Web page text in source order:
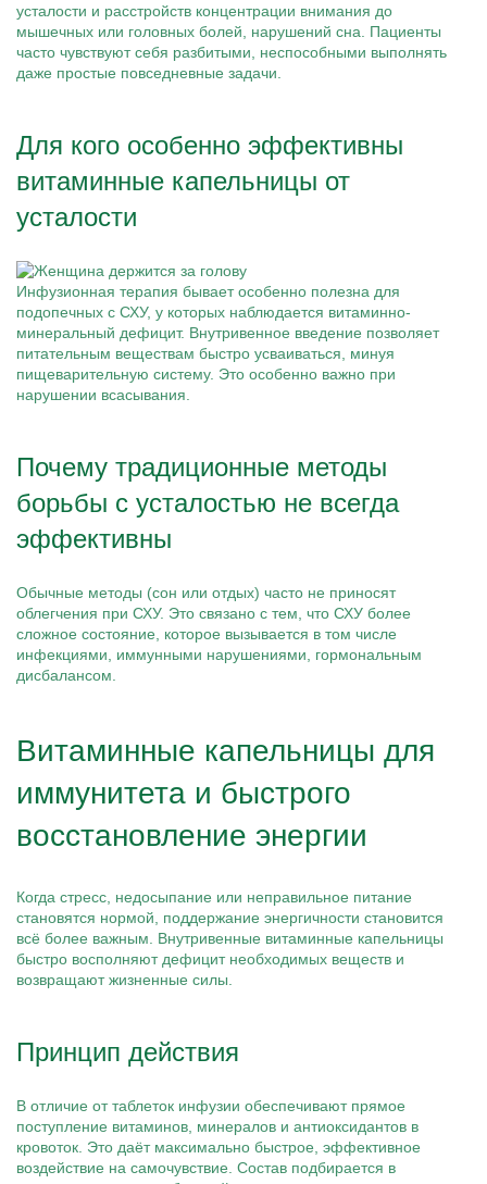
усталости и расстройств концентрации внимания до
мышечных или головных болей, нарушений сна. Пациенты
часто чувствуют себя разбитыми, неспособными выполнять
даже простые повседневные задачи.
Для кого особенно эффективны
витаминные капельницы от
усталости
Инфузионная терапия бывает особенно полезна для
подопечных с СХУ, у которых наблюдается витаминно-
минеральный дефицит. Внутривенное введение позволяет
питательным веществам быстро усваиваться, минуя
пищеварительную систему. Это особенно важно при
нарушении всасывания.
Почему традиционные методы
борьбы с усталостью не всегда
эффективны
Обычные методы (сон или отдых) часто не приносят
облегчения при СХУ. Это связано с тем, что СХУ более
сложное состояние, которое вызывается в том числе
инфекциями, иммунными нарушениями, гормональным
дисбалансом.
Витаминные капельницы для
иммунитета и быстрого
восстановление энергии
Когда стресс, недосыпание или неправильное питание
становятся нормой, поддержание энергичности становится
всё более важным. Внутривенные витаминные капельницы
быстро восполняют дефицит необходимых веществ и
возвращают жизненные силы.
Принцип действия
В отличие от таблеток инфузии обеспечивают прямое
поступление витаминов, минералов и антиоксидантов в
кровоток. Это даёт максимально быстрое, эффективное
воздействие на самочувствие. Состав подбирается в